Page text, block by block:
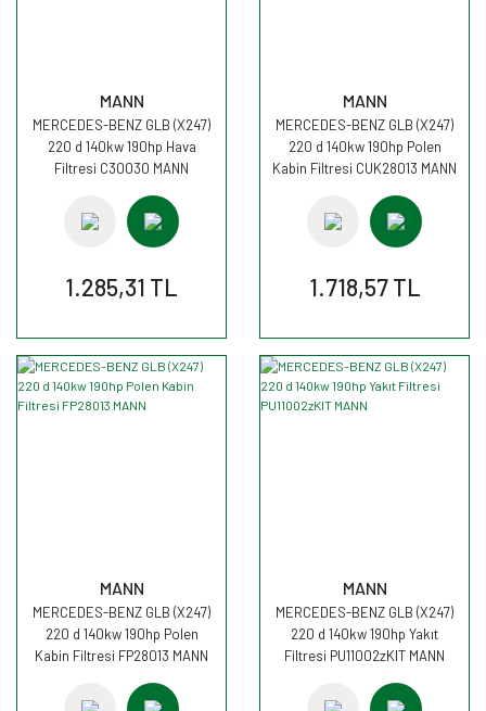
MANN
MERCEDES-BENZ GLB (X247)
220 d 140kw 190hp Hava
Filtresi C30030 MANN
1.285,31 TL
MANN
MERCEDES-BENZ GLB (X247)
220 d 140kw 190hp Polen
Kabin Filtresi CUK28013 MANN
1.718,57 TL
MANN
MERCEDES-BENZ GLB (X247)
220 d 140kw 190hp Polen
Kabin Filtresi FP28013 MANN
MANN
MERCEDES-BENZ GLB (X247)
220 d 140kw 190hp Yakıt
Filtresi PU11002zKIT MANN